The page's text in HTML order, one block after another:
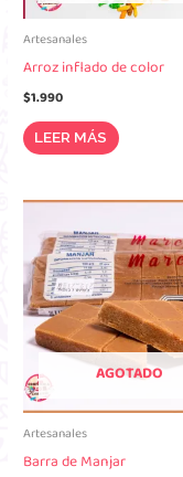
Artesanales
Arroz inflado de color
$1.990
LEER MÁS
AGOTADO
Artesanales
Barra de Manjar